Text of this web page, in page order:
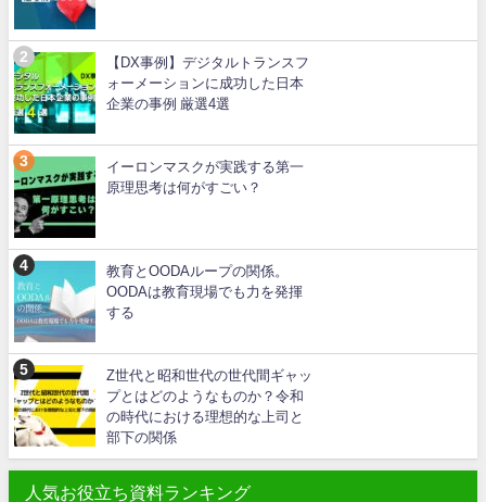
【DX事例】デジタルトランスフ
ォーメーションに成功した日本
企業の事例 厳選4選
イーロンマスクが実践する第一
原理思考は何がすごい？
教育とOODAループの関係。
OODAは教育現場でも力を発揮
する
Z世代と昭和世代の世代間ギャッ
プとはどのようなものか？令和
の時代における理想的な上司と
部下の関係
人気お役立ち資料ランキング